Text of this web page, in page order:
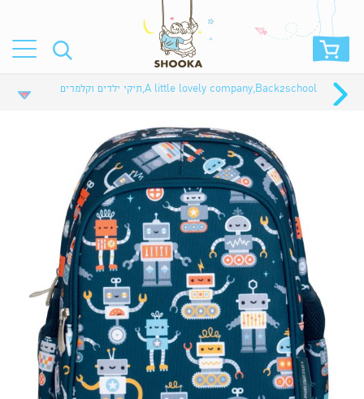
A little lovely company,Back2school
,תיקי ילדים וקלמרים